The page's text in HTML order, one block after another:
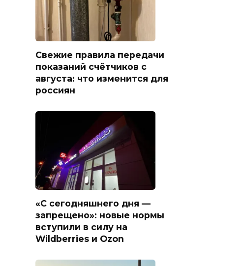
Свежие правила передачи
показаний счётчиков с
августа: что изменится для
россиян
«С сегодняшнего дня —
запрещено»: новые нормы
вступили в силу на
Wildberries и Ozon